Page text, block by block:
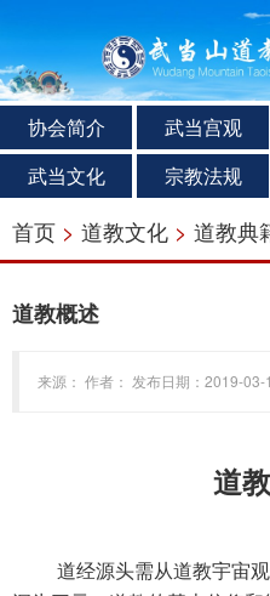
协会简介 武当宫观
武当文化
宗教法规
首页 > 道教文化 > 道教典
道教概述
来源： 作者： 发布日期：2019-
道
道经源头需从道教宇宙